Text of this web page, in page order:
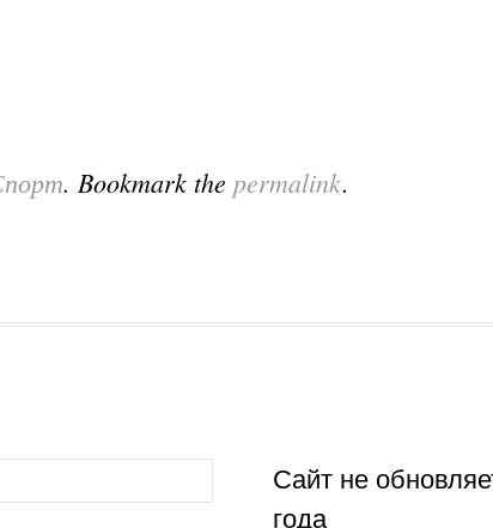
. Bookmark the permalink.
Сайт не
года